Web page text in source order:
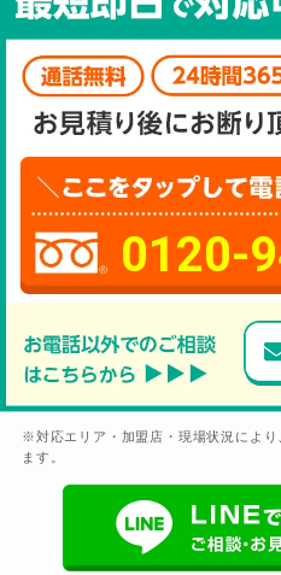
0120-
※対応エリア・加盟店・現場状況によ
ます。